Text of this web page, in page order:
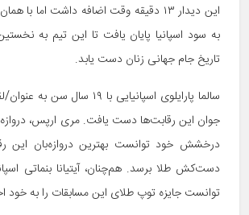
به سود اسپانیا پایان یافت تا این تیم به
تاریخ جام جهانی زنان دست یابد.
سالما پارایلوی اسپانیایی با ۱۹
جوان این رقابت‌ها دست یافت. مری ارپس،
درخشش خود توانست بهترین دروازه‌بان این
توانست جایزه توپ طلای این مسابقات را به